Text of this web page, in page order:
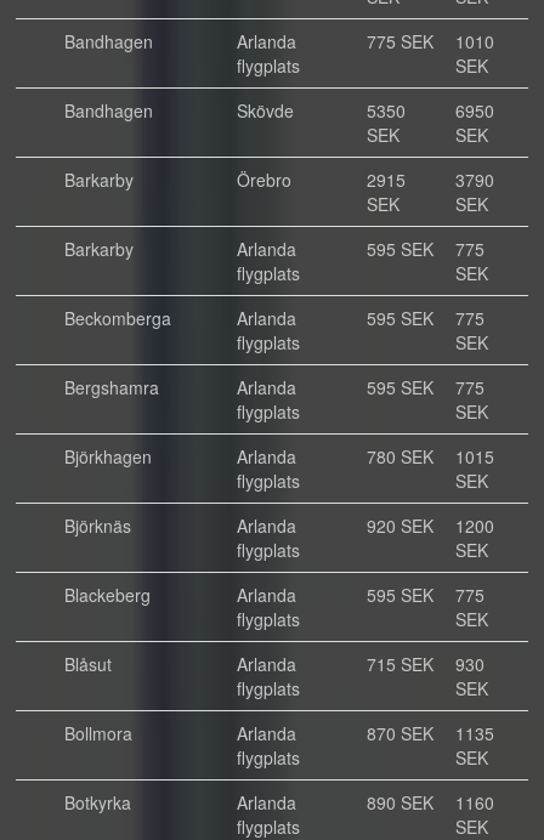
Bandhagen
Arlanda
flygplats
775 SEK
1010
SEK
Bandhagen
Skövde
5350
SEK
6950
SEK
Barkarby
Örebro
2915
SEK
3790
SEK
Barkarby
Arlanda
flygplats
595 SEK
775
SEK
Beckomberga
Arlanda
flygplats
595 SEK
775
SEK
Bergshamra
Arlanda
flygplats
595 SEK
775
SEK
Björkhagen
Arlanda
flygplats
780 SEK
1015
SEK
Björknäs
Arlanda
flygplats
920 SEK
1200
SEK
Blackeberg
Arlanda
flygplats
595 SEK
775
SEK
Blåsut
Arlanda
flygplats
715 SEK
930
SEK
Bollmora
Arlanda
flygplats
870 SEK
1135
SEK
Botkyrka
Arlanda
flygplats
890 SEK
1160
SEK